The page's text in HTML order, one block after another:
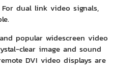
dual link video signals,
popular widescreen video
clear image and sound
DVI video displays are